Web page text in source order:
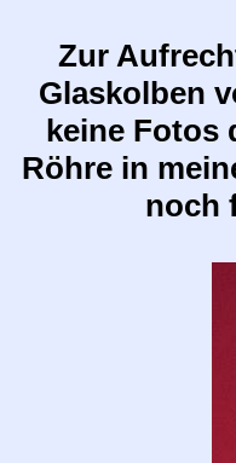
Zur
Glaskolben
keine Fotos
Röhre in
noch